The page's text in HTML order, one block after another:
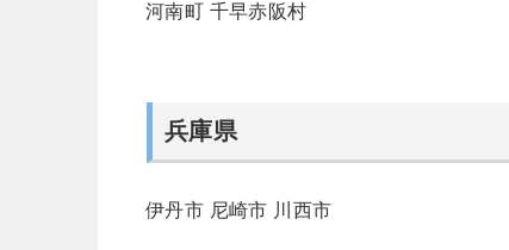
河南町 千早赤阪村
兵庫県
伊丹市 尼崎市 川西市